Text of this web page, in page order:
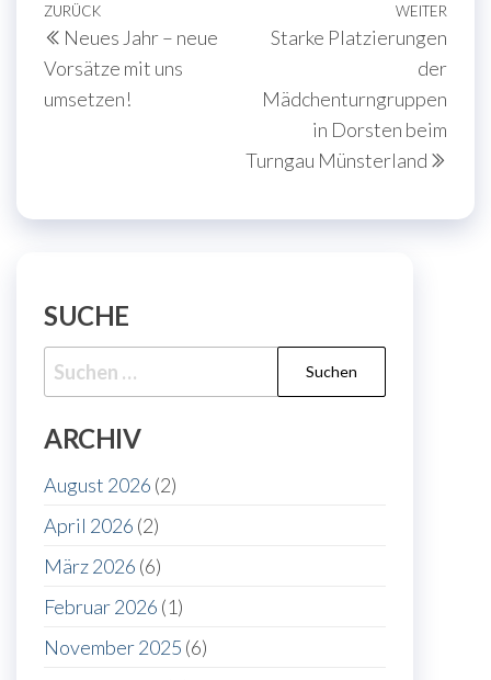
Beitragsnavigation
Vorheriger
Beitrag
ZURÜCK
Neues Jahr – neue
Vorsätze mit uns
umsetzen!
WEITER
Starke Platzierungen
der
Mädchenturngruppen
in Dorsten beim
Turngau Münsterland
SUCHE
Suche
nach:
ARCHIV
August 2026 (2)
April 2026 (2)
März 2026 (6)
Februar 2026 (1)
November 2025 (6)